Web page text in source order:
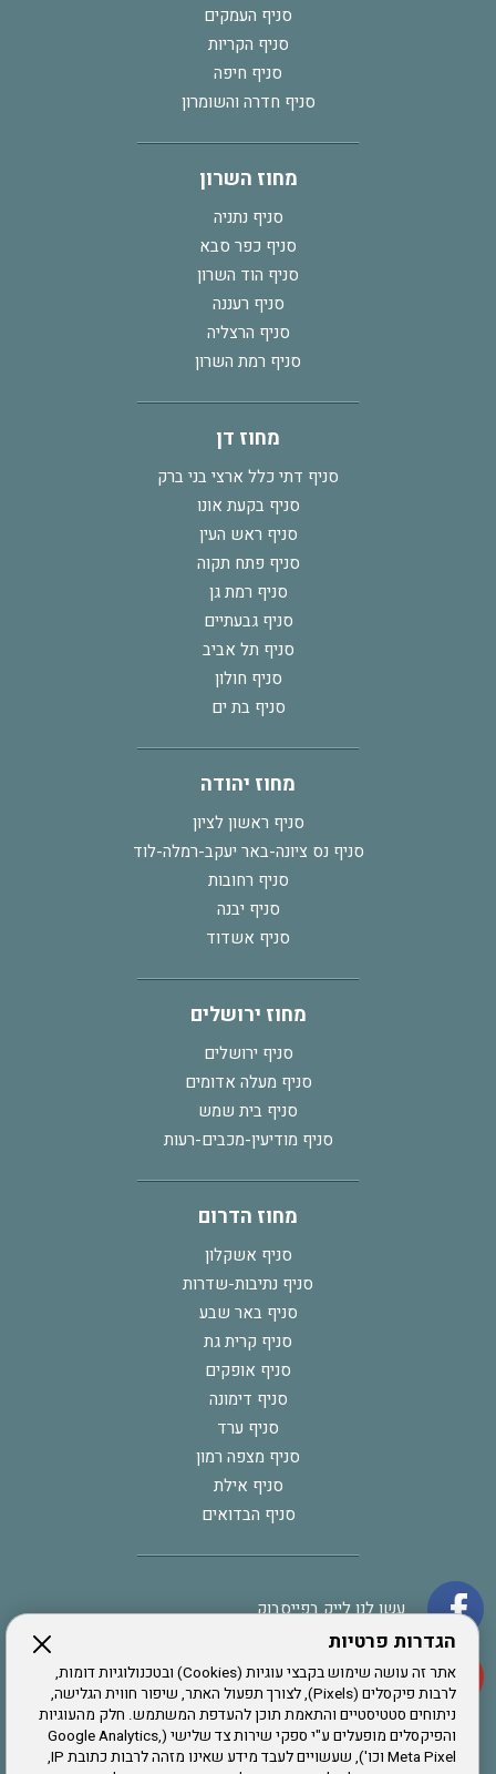
הגדרות פרטיות
אתר זה עושה שימוש בקבצי עוגיות (Cookies) ובטכנולוגיות דומות,
לרבות פיקסלים (Pixels), לצורך תפעול האתר, שיפור חווית הגלישה,
ניתוחים סטטיסטיים והתאמת תוכן להעדפת המשתמש. חלק מהעוגיות
והפיקסלים מופעלים ע"י ספקי שירות צד שלישי (Google Analytics,
Meta Pixel וכו'), שעשויים לעבד מידע שאינו מזהה לרבות כתובת IP,
סניף העמקים
סניף הקריות
סניף חיפה
סניף חדרה והשומרון
מחוז השרון
סניף נתניה
סניף כפר סבא
סניף הוד השרון
סניף רעננה
סניף הרצליה
סניף רמת השרון
מחוז דן
סניף דתי כלל ארצי בני ברק
סניף בקעת אונו
סניף ראש העין
סניף פתח תקוה
סניף רמת גן
סניף גבעתיים
סניף תל אביב
סניף חולון
סניף בת ים
מחוז יהודה
סניף ראשון לציון
סניף נס ציונה-באר יעקב-רמלה-לוד
סניף רחובות
סניף יבנה
סניף אשדוד
מחוז ירושלים
סניף ירושלים
סניף מעלה אדומים
סניף בית שמש
סניף מודיעין-מכבים-רעות
מחוז הדרום
סניף אשקלון
סניף נתיבות-שדרות
סניף באר שבע
סניף קרית גת
סניף אופקים
סניף דימונה
סניף ערד
סניף מצפה רמון
סניף אילת
סניף הבדואים
עשו לנו לייק בפייסבוק
הרשמו לערוץ היוטיוב שלנו
הרשמה לחבר